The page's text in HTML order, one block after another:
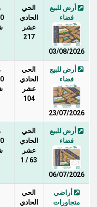
أرض للبيع
فضاء
03/08/2026
الحي
الحادي
عشر
217
أرض للبيع
فضاء
23/07/2026
الحي
الحادي
عشر
104
أرض للبيع
فضاء
06/07/2026
الحي
الحادي
عشر
63 / 1
أراضي
متجاورات
الحي
الحادي